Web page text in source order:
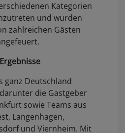
Kategorien
und wurden
zahlreichen Gästen
ganz Deutschland
die Gastgeber
sowie Teams aus
Langenhagen,
und Viernheim. Mit